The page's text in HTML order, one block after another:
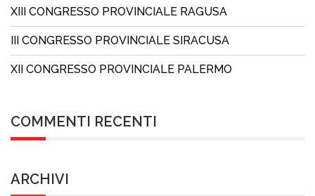
XIII CONGRESSO PROVINCIALE RAGUSA
III CONGRESSO PROVINCIALE SIRACUSA
XII CONGRESSO PROVINCIALE PALERMO
COMMENTI RECENTI
ARCHIVI